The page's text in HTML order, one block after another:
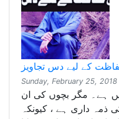
کے لیے دس تجاویز
Sunday, February 25,
ہے۔ مگر بچوں کی ان
ذمہ داری ہے ، کیونکہ